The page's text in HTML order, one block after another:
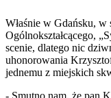
Właśnie w Gdańsku,
Ogólnokształcącego,
scenie, dlatego nic
uhonorowania
jednemu z miejskich
- Smutno nam, że pan